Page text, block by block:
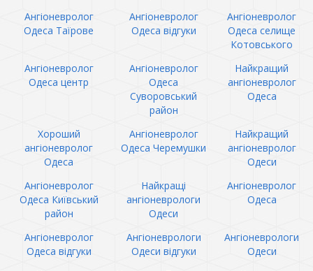
Ангіоневролог
Одеса Таїрове
Ангіоневролог
Одеса відгуки
Ангіоневролог
Одеса селище
Котовського
Ангіоневролог
Одеса центр
Ангіоневролог
Одеса
Суворовський
район
Найкращий
ангіоневролог
Одеса
Хороший
ангіоневролог
Одеса
Ангіоневролог
Одеса Черемушки
Найкращий
ангіоневролог
Одеси
Ангіоневролог
Одеса Київський
район
Найкращі
ангіоневрологи
Одеси
Ангіоневролог
Одеса
Ангіоневролог
Одеса відгуки
Ангіоневрологи
Одеси відгуки
Ангіоневрологи
Одеси